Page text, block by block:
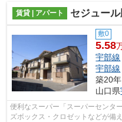
賃貸 | アパート セジュー
敷0
5.58
宇部線
宇部線
築20
山口県
便利なスーパー「スーパーセンタ
ズボックス・クロゼットなどが備